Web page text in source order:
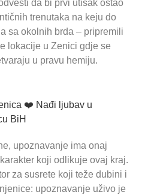
da bi prvi utisak ostao
trenutaka na keju do
sa okolnih brda – pripremili
lokacije u Zenici gdje se
u pravu hemiju.
upoznavanje ima onaj
koji odlikuje ovaj kraj.
za susrete koji teže dubini i
upoznavanje uživo je